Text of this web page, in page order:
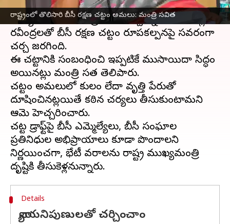
రాష్ట్రంలో తొలిసారి బీసీ రక్షణ చట్టం అమలు: మంత్రి సవిత
విజయవాడలోని తాడిగడప బీసీ డైరెక్టర్
కార్యాలయంలో మంత్రి సవిత, అచ్చెన్నాయుడు, కొల్లు
రవీంద్రలతో బీసీ రక్షణ చట్టం రూపకల్పనపై సవివరంగా
చర్చ జరగింది.
ఈ చట్టానికి సంబంధించి ఇప్పటికే ముసాయిదా సిద్ధం
అయినట్లు మంత్రి సవిత తెలిపారు.
చట్టం అమలులో కులం లేదా వృత్తి పేరుతో
దూషించినట్లయితే కఠిన చర్యలు తీసుకుంటామ‌ని
ఆమె హెచ్చరించారు.
చట్ట డ్రాఫ్ట్‌పై బీసీ ఎమ్మెల్యేలు, బీసీ సంఘాల
ప్రతినిధుల అభిప్రాయాలు కూడా పొందాలని
నిర్ణయించగా, భేటీ వివరాలను రాష్ట్ర ముఖ్యమంత్రి
Details
న్యాయనిపుణులతో చర్చించాం